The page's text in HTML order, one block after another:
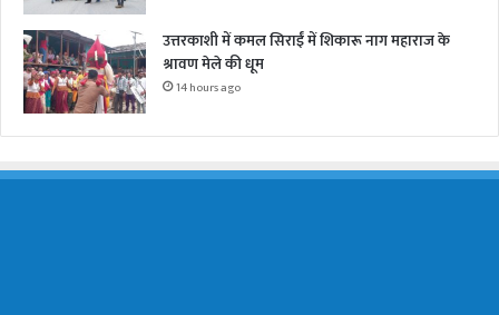
उत्तरकाशी में कमल सिराईं में शिकारू नाग महाराज के
श्रावण मेले की धूम
14 hours ago